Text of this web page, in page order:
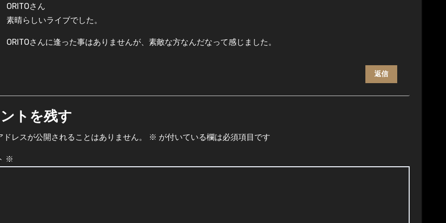
ORITOさん
素晴らしいライブでした。
ORITOさんに逢った事はありませんが、素敵な方なんだなって感じました。
返信
トを残す
ドレスが公開されることはありません。 ※ が付いている欄は必須項目です
※